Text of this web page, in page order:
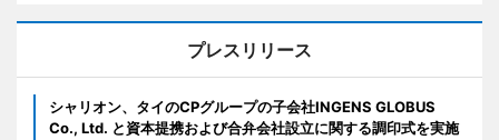
プレスリリース
シャリオン、タイのCPグループの子会社INGENS GLOBUS
Co., Ltd. と資本提携および合弁会社設立に関する調印式を実施